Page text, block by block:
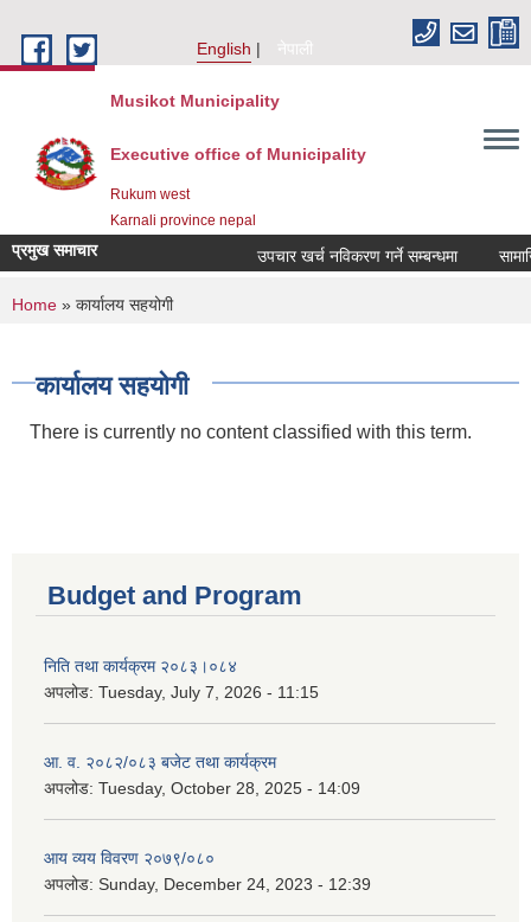
English
नेपाली
Musikot Municipality
Executive office of Municipality
Rukum west
Karnali province nepal
प्रमुख समाचार उपचार खर्च नविकरण गर्ने सम्बन्धमा
You are here
Home » कार्यालय सहयोगी
कार्यालय सहयोगी
There is currently no content classified with this term.
Budget and Program
निति तथा कार्यक्रम २०८३।०८४
अपलोड: Tuesday, July 7, 2026 - 11:15
आ. व. २०८२/०८३ बजेट तथा कार्यक्रम
अपलोड: Tuesday, October 28, 2025 - 14:09
आय व्यय विवरण २०७९/०८०
अपलोड: Sunday, December 24, 2023 - 12:39